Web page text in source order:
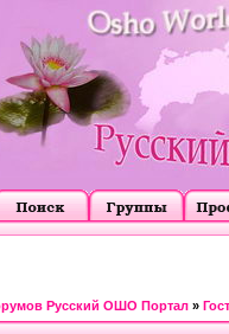
Русский ОШО Портал »